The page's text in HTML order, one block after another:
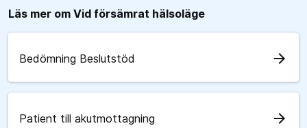
Läs mer om Vid försämrat hälsoläge
Bedömning Beslutstöd arrow_forward
Patient till akutmottagning arrow_forward